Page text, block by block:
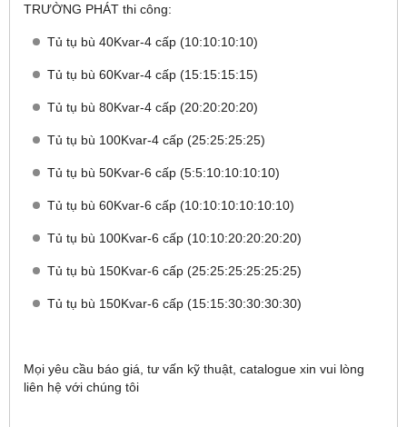
TRƯỜNG PHÁT thi công:
Tủ tụ bù 40Kvar-4 cấp (10:10:10:10)
Tủ tụ bù 60Kvar-4 cấp (15:15:15:15)
Tủ tụ bù 80Kvar-4 cấp (20:20:20:20)
Tủ tụ bù 100Kvar-4 cấp (25:25:25:25)
Tủ tụ bù 50Kvar-6 cấp (5:5:10:10:10:10)
Tủ tụ bù 60Kvar-6 cấp (10:10:10:10:10:10)
Tủ tụ bù 100Kvar-6 cấp (10:10:20:20:20:20)
Tủ tụ bù 150Kvar-6 cấp (25:25:25:25:25:25)
Tủ tụ bù 150Kvar-6 cấp (15:15:30:30:30:30)
Mọi yêu cầu báo giá, tư vấn kỹ thuật, catalogue xin vui lòng
liên hệ với chúng tôi